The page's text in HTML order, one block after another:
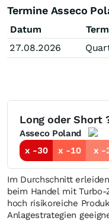
Termine Asseco
Datum
27.08.2026
Long oder Short
Asseco Poland
x -30
x -10 x -
Im Durchschnitt
beim Handel mit
hoch risikoreiche
Anlagestrategien